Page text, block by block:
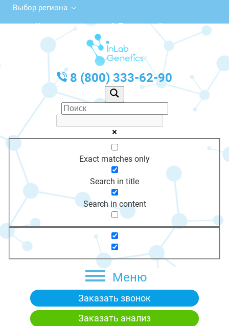
Выбор региона
Комсомольская ул., 6, Пионерский
с 10:00 до 20:00
График работы: Пн-Пт с 10:00 до 20:00
8 (800) 333-62-90
Exact matches only
Search in title
Search in content
Меню
Заказать звонок
Заказать анализ